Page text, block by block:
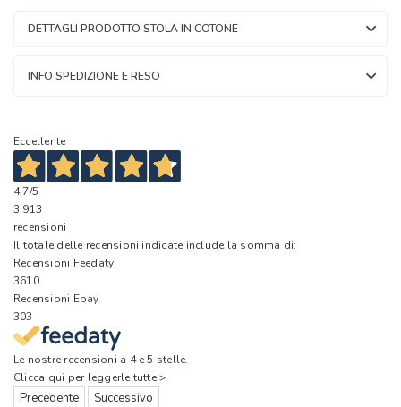
DETTAGLI PRODOTTO STOLA IN COTONE
INFO SPEDIZIONE E RESO
Eccellente
4,7/5
3.913
recensioni
Il totale delle recensioni indicate include la somma di:
Recensioni Feedaty
3610
Recensioni Ebay
303
Le nostre recensioni a 4 e 5 stelle.
Clicca qui per leggerle tutte >
Precedente Successivo